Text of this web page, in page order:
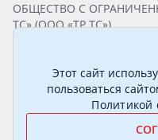
ОБЩЕСТВО С
ТС» (ООО «ТР ТС»)
Юридический адрес:
Каховского, д. 12, стр. 1,
ИНН 7813295032 КПП
ОКПО 20395319
© 2007—2026
Этот сайт
пользоваться
Политикой